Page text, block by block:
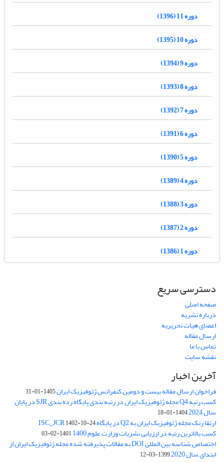
دوره 11 (1396)
دوره 10 (1395)
دوره 9 (1394)
دوره 8 (1393)
دوره 7 (1392)
دوره 6 (1391)
دوره 5 (1390)
دوره 4 (1389)
دوره 3 (1388)
دوره 2 (1387)
دوره 1 (1386)
دسترسی سریع
صفحه اصلی
درباره نشریه
اعضای هیات تحریریه
ارسال مقاله
تماس با ما
نقشه سایت
آخرین اخبار
فراخوان ارسال مقاله بیست و دومین کنفرانس ژئوفیزیک ایران1405-01-31
کسب رتبه Q4 مجله ژئوفیزیک ایران در رتبه بندی پایگاه رده بندی SJR در پایان
سال 2024 1404-01-18
ارتقا رنک مجله ژئوفیزیک ایران به Q2 در پایگاه ISC_JCR 1402-10-24
کسب بالاترین رتبه در ارزیابی نشریات وزارت علوم 1400 1401-02-03
اختصاص شناسه بین المللی DOI به مقالات پذیرفته شده مجله ژئوفیزیک ایران از
ابتدای سال 2020 1399-03-12